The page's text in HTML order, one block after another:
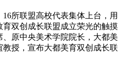
所联盟高校代表集体上台，用
双创成长联盟成立荣光的触摸
原中央美术学院院长，大都美
授，宣布大都美育双创成长联